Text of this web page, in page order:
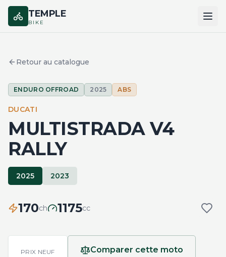
TEMPLE
BIKE
MARQUES
COMPARER
Retour au catalogue
ENDURO OFFROAD 2025 ABS
DUCATI
MULTISTRADA V4
RALLY
2025 2023
170ch 1175cc
PRIX NEUF Comparer cette moto